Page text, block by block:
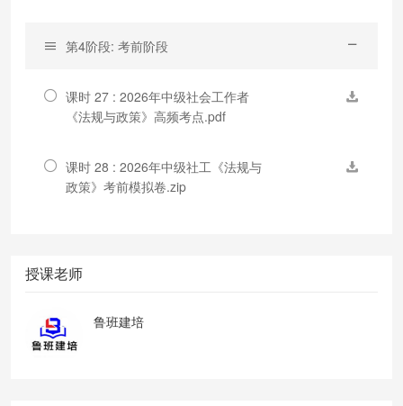
第4阶段: 考前阶段
课时 27 : 2026年中级社会工作者
《法规与政策》高频考点.pdf
课时 28 : 2026年中级社工《法规与
政策》考前模拟卷.zip
授课老师
鲁班建培